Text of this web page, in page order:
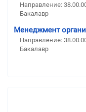
Направление:
Бакалавр
Менеджмент
Направление:
Бакалавр